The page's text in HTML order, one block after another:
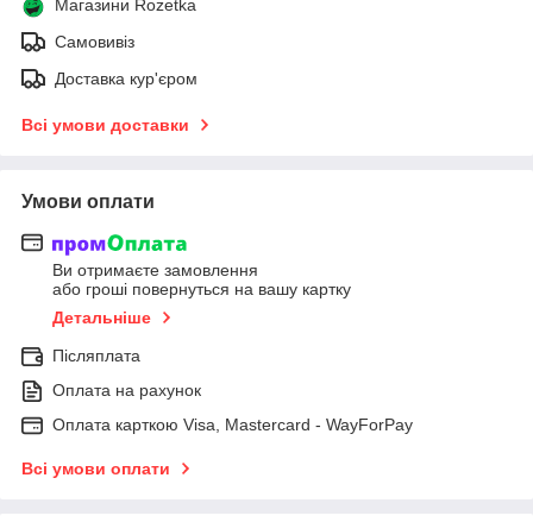
Магазини Rozetka
Самовивіз
Доставка кур'єром
Всі умови доставки
Умови оплати
Ви отримаєте замовлення
або гроші повернуться на вашу картку
Детальніше
Післяплата
Оплата на рахунок
Оплата карткою Visa, Mastercard - WayForPay
Всі умови оплати